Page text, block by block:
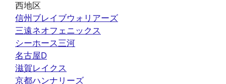
西地区
信州ブレイブウォリアーズ
三遠ネオフェニックス
シーホース三河
名古屋D
滋賀レイクス
京都ハンナリーズ